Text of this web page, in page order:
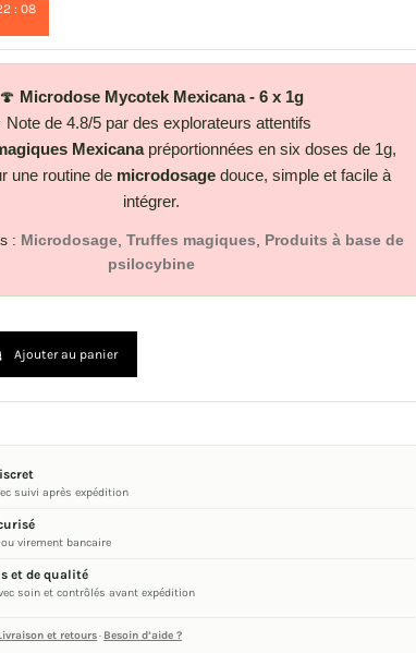
:08
🍄 Microdose Mycotek Mexicana - 6 x 1g
Note de 4.8/5 par des explorateurs attentifs
Mexicanapréportionnées en six doses de 1g,
une routine de microdosage douce, simple et facile à
intégrer.
: Microdosage,Truffes magiques, Produits à base de
psilocybine
Ajouter au panier
suivi après expédition
virement bancaire
et de qualité
soin et contrôlés avant expédition
et retours· Besoin d’aide ?